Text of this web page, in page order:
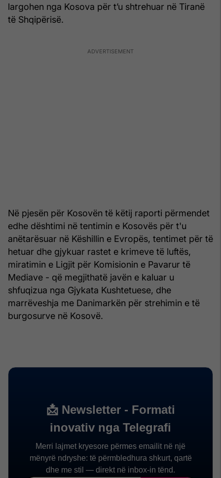
largohen nga Kosova për t’u shtrehuar në Tiranë
të Shqipërisë.
Në pjesën për Kosovën të këtij raporti përmendet
edhe dështimi në tentimin e Kosovës për t'u
anëtarësuar në Këshillin e Evropës, tentimet për të
hetuar dhe gjykuar rastet e krimeve të luftës,
miratimin e Ligjit për Komisionin e Pavarur të
Mediave - që megjithatë javën e kaluar u
shfuqizua nga Gjykata Kushtetuese, dhe
marrëveshja me Danimarkën për strehimin e të
burgosurve në Kosovë.